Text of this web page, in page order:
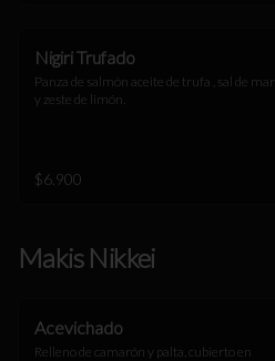
Nigiri Trufado
Panza de salmón aceite de trufa , sal de mar
y zeste de limón.
$6.900
Makis Nikkei
Acevichado
Relleno de camarón y palta, cubierto en